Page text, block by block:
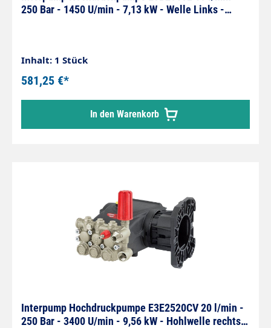
250 Bar - 1450 U/min - 7,13 kW - Welle Links -
Inhalt: 1 Stück
581,25 €*
In den Warenkorb
Interpump Hochdruckpumpe E3E2520CV 20 l/min -
250 Bar - 3400 U/min - 9,56 kW - Hohlwelle rechts -